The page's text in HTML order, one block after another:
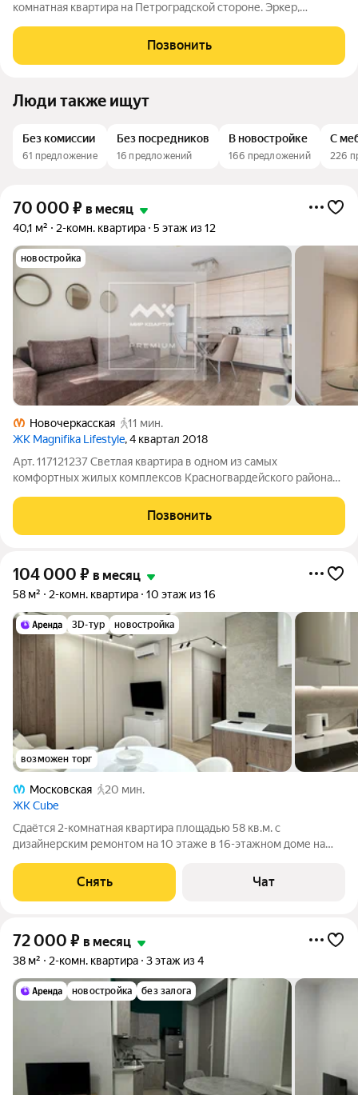
комнатная квартира на Петроградской стороне. Эркер,
квартире! Только длительная аренда от 11 месяцев. Квартира
поражает качеством и
Позвонить
Люди также ищут
Без комиссии
61 предложение
Без посредников
16 предложений
В новостройке
166 предложений
С
226
70 000 ₽ в месяц
40,1 м² 2-комн. квартира 5 этаж из 12
новостройка
Новочеркасская
11 мин.
ЖК Magnifika Lifestyle, 4 квартал 2018
Арт. 117121237 Светлая квартира в одном из самых
комфортных жилых комплексов Красногвардейского района
в пешей доступности от станции метро «Новочеркасская».
Один из главных плюсов
Позвонить
104 000 ₽ в месяц
58 м² 2-комн. квартира 10 этаж из 16
3D-тур новостройка
возможен торг
Московская
20 мин.
ЖК Cube
Сдаётся 2-комнатная квартира площадью 58 кв.м. с
дизайнерским ремонтом на 10 этаже в 16-этажном доме на
Стиральная машина Сушильная машина Холодильник
Посудомоечная машина Кондиционер
Снять Чат
72 000 ₽ в месяц
38 м² 2-комн. квартира 3 этаж из 4
новостройка без залога